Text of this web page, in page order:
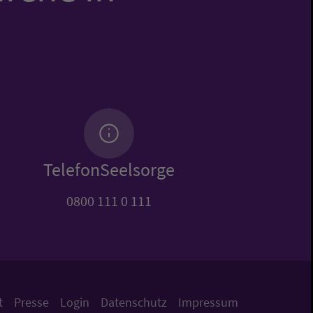
TelefonSeelsorge
0800 111 0 111
Presse Login Datenschutz Impressum